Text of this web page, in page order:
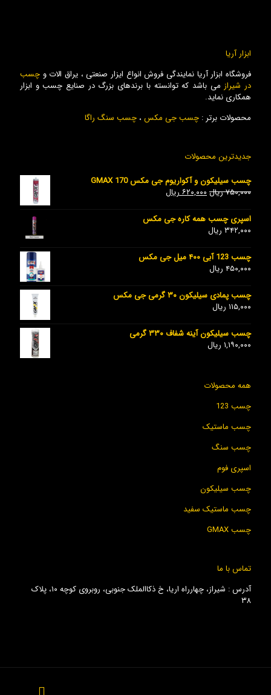
ابزار آریا
فروشگاه ابزار آریا نمایندگی فروش انواع ایزار صنعتی ، یراق الات و چسب
در شیراز می باشد که توانسته با برندهای بزرگ در صنایع چسب و ابزار
همکاری نماید.
محصولات برتر : چسب جی مکس، چسب سنگ راگا
جدیدترین محصولات
چسب سیلیکون و آکواریوم جی مکس GMAX 170
۷۵۰,۰۰۰ریال۶۲۰,۰۰۰ریال
اسپری چسب همه کاره جی مکس
۳۴۲,۰۰۰ ریال
چسب 123 آبی ۴۰۰ میل جی مکس
۴۵۰,۰۰۰ ریال
چسب پمادی سیلیکون ۳۰ گرمی جی مکس
۱۱۵,۰۰۰ ریال
چسب سیلیکون آینه شفاف ۳۳۰ گرمی
۱,۱۹۰,۰۰۰ ریال
همه محصولات
چسب 123
چسب ماستیک
چسب سنگ
اسپری فوم
چسب سیلیکون
چسب ماستیک سفید
چسب GMAX
تماس با ما
آدرس : شیراز، چهارراه اریا، خ ذکاالملک جنوبی، روبروی کوچه ۱۰، پلاک
۳۸